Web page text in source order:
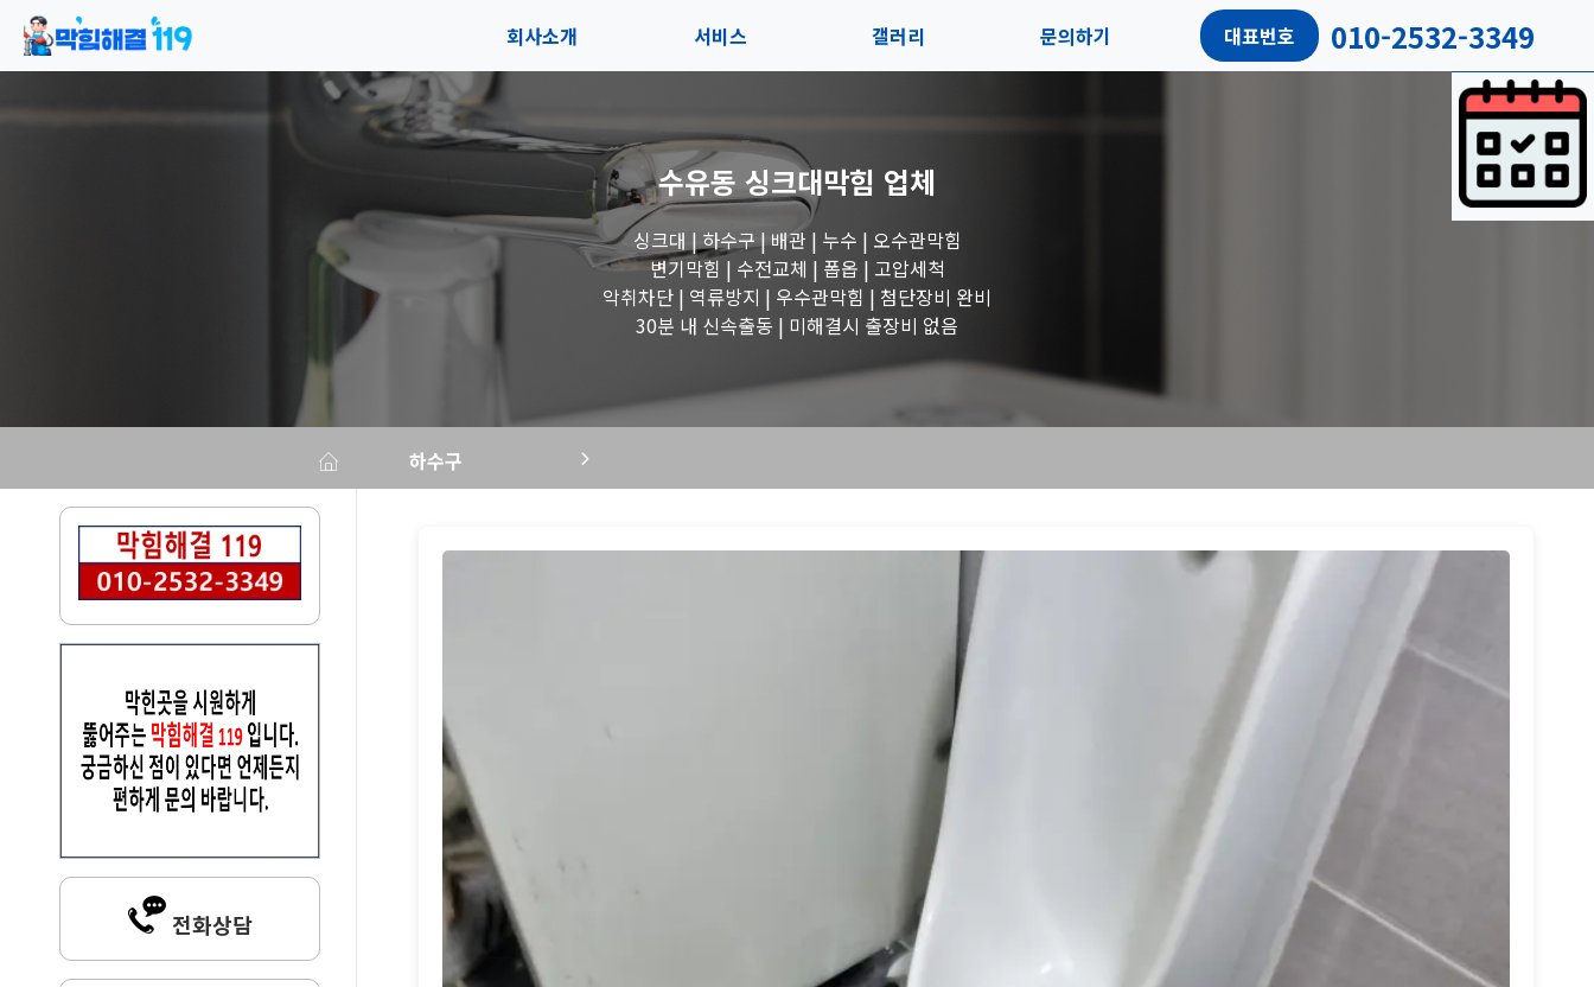
회사소개
오시는길
서비스
블로그
갤러리
수도꼭지 작업
세면대 작업
변기 작업
문의하기 대표번호 010-2532-3349
수유동 싱크대막힘 업체
싱크대 | 하수구 | 배관 | 누수 | 오수관막힘
변기막힘 | 수전교체 | 폽옵 | 고압세척
악취차단 | 역류방지 | 우수관막힘 | 첨단장비 완비
30분 내 신속출동 | 미해결시 출장비 없음
하수구
전화상담